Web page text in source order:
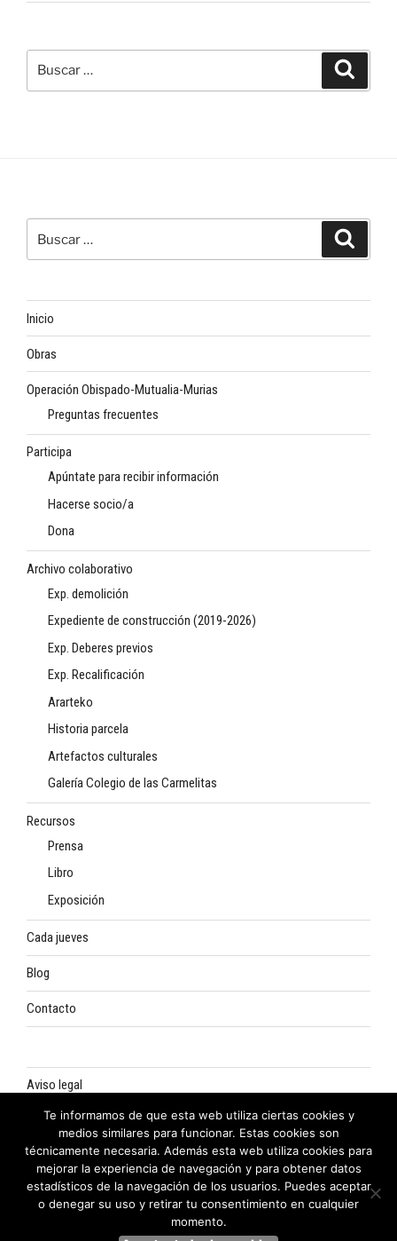
Inicio
Obras
Operación Obispado-Mutualia-Murias
Preguntas frecuentes
Participa
Apúntate para recibir información
Hacerse socio/a
Dona
Archivo colaborativo
Exp. demolición
Expediente de construcción (2019-2026)
Exp. Deberes previos
Exp. Recalificación
Ararteko
Historia parcela
Artefactos culturales
Galería Colegio de las Carmelitas
Recursos
Prensa
Libro
Exposición
Cada jueves
Blog
Contacto
Aviso legal
Política de privacidad
Política de cookies
Te informamos de que esta web utiliza ciertas cookies y
medios similares para funcionar. Estas cookies son
técnicamente necesaria. Además esta web utiliza cookies para
mejorar la experiencia de navegación y para obtener datos
estadísticos de la navegación de los usuarios. Puedes aceptar
o denegar su uso y retirar tu consentimiento en cualquier
momento.